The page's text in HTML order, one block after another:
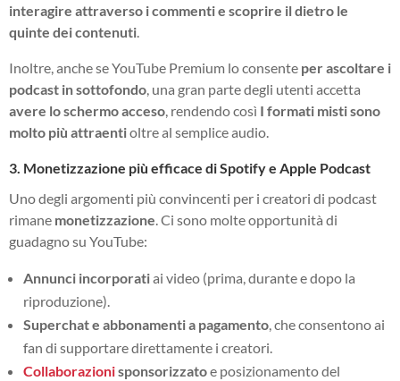
interagire attraverso i commenti e scoprire il dietro le
quinte dei contenuti
Inoltre, anche se YouTube Premium lo consente per ascoltare i
podcast in sottofondo , una gran parte degli utenti accetta
avere lo schermo acceso , rendendo così I formati misti sono
molto più attraentioltre al semplice audio.
3. Monetizzazione più efficace di Spotify e Apple Podcast
Uno degli argomenti più convincenti per i creatori di podcast
rimane monetizzazione . Ci sono molte opportunità di
guadagno su YouTube:
Annunci incorporatiai video (prima, durante e dopo la
riproduzione).
Superchat e abbonamenti a pagamento , che consentono ai
fan di supportare direttamente i creatori.
Collaborazionisponsorizzatoe posizionamento del